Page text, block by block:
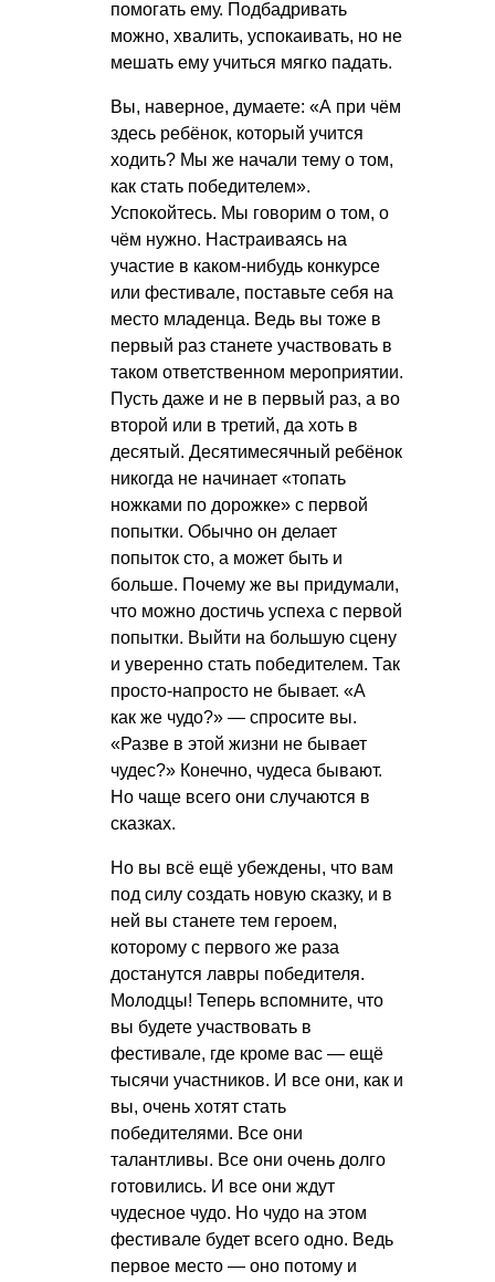
помогать ему. Подбадривать
можно, хвалить, успокаивать, но не
мешать ему учиться мягко падать.
Вы, наверное, думаете: «А при чём
здесь ребёнок, который учится
ходить? Мы же начали тему о том,
как стать победителем».
Успокойтесь. Мы говорим о том, о
чём нужно. Настраиваясь на
участие в каком-нибудь конкурсе
или фестивале, поставьте себя на
место младенца. Ведь вы тоже в
первый раз станете участвовать в
таком ответственном мероприятии.
Пусть даже и не в первый раз, а во
второй или в третий, да хоть в
десятый. Десятимесячный ребёнок
никогда не начинает «топать
ножками по дорожке» с первой
попытки. Обычно он делает
попыток сто, а может быть и
больше. Почему же вы придумали,
что можно достичь успеха с первой
попытки. Выйти на большую сцену
и уверенно стать победителем. Так
просто-напросто не бывает. «А
как же чудо?» — спросите вы.
«Разве в этой жизни не бывает
чудес?» Конечно, чудеса бывают.
Но чаще всего они случаются в
сказках.
Но вы всё ещё убеждены, что вам
под силу создать новую сказку, и в
ней вы станете тем героем,
которому с первого же раза
достанутся лавры победителя.
Молодцы! Теперь вспомните, что
вы будете участвовать в
фестивале, где кроме вас — ещё
тысячи участников. И все они, как и
вы, очень хотят стать
победителями. Все они
талантливы. Все они очень долго
готовились. И все они ждут
чудесное чудо. Но чудо на этом
фестивале будет всего одно. Ведь
первое место — оно потому и